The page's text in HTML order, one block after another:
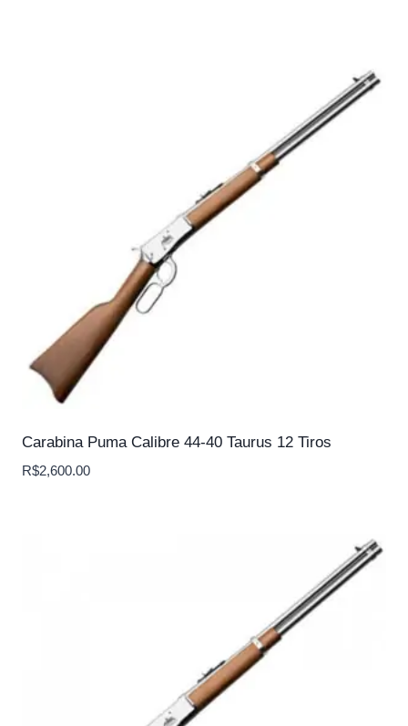
Carabina Puma Calibre 44-40 Taurus 12 Tiros
R$2,600.00